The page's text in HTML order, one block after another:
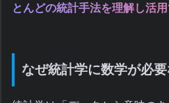
とんどの統計手法を理解し活
なぜ統計学に数学が必